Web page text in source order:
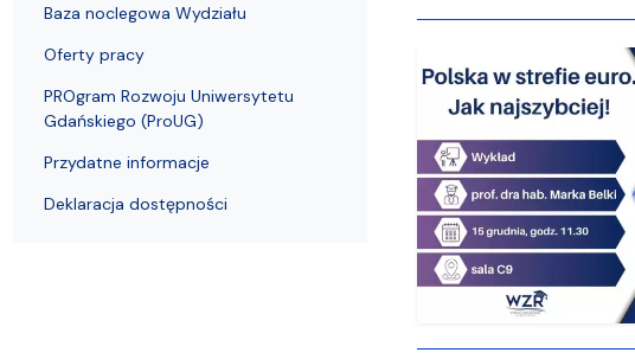
Baza noclegowa Wydziału
Oferty pracy
PROgram Rozwoju Uniwersytetu
Gdańskiego (ProUG)
Przydatne informacje
Deklaracja dostępności